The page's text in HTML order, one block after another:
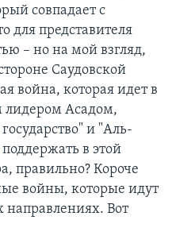
совпадает с
для представителя
– но на мой взгляд,
Саудовской
война, которая идет в
Асадом,
и "Аль-
в этой
правильно? Короче
войны, которые идут
направлениях. Вот